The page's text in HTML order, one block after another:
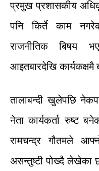
प्रमुख प्रशासकीय
पनि
किर्तेकाम
राजनीतिक
बिषय
आइतबारदेखि कार्यकक्षमै
तालाबन्दी खुलेपछि
नेता कार्यकर्ता रुष्ट
रामचन्द्रगौतमले
असन्तुष्टी पोख्दै लेखेका